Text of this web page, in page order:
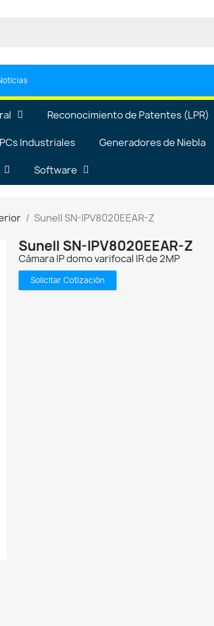
Reconocimiento de Patentes (LPR)
PCs Industriales Generadores de Niebla
Software
Sunell SN-IPV8020EEAR-Z
Sunell SN-IPV8020EEAR-Z
Cámara IP domo varifocal IR de 2MP
Solicitar Cotización